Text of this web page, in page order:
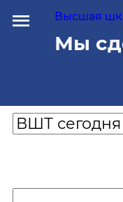
Высшая
Мы